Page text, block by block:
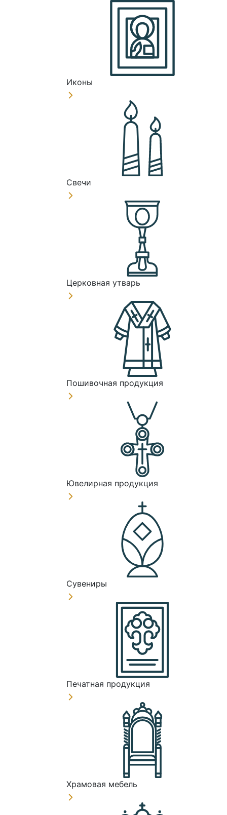
Иконы
Свечи
Церковная утварь
Пошивочная продукция
Ювелирная продукция
Сувениры
Печатная продукция
Храмовая мебель